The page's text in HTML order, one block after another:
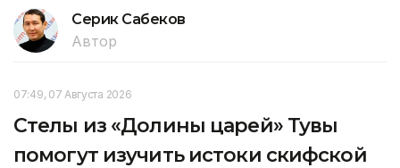
Серик Сабеков
Автор
07:49, 07 Августа 2026
Стелы из «Долины царей» Тувы
помогут изучить истоки скифской